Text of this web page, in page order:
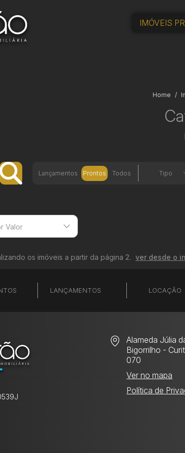
IMÓVEIS
Home
Lançamentos Prontos Todos Tipo
Valor
Valor
Área
os imóveis a partir da página 2. ver desde o
LANÇAMENTOS LOCAÇÃO
Alameda Júlia
Bigorrilho -
070
Ver no mapa
Política de